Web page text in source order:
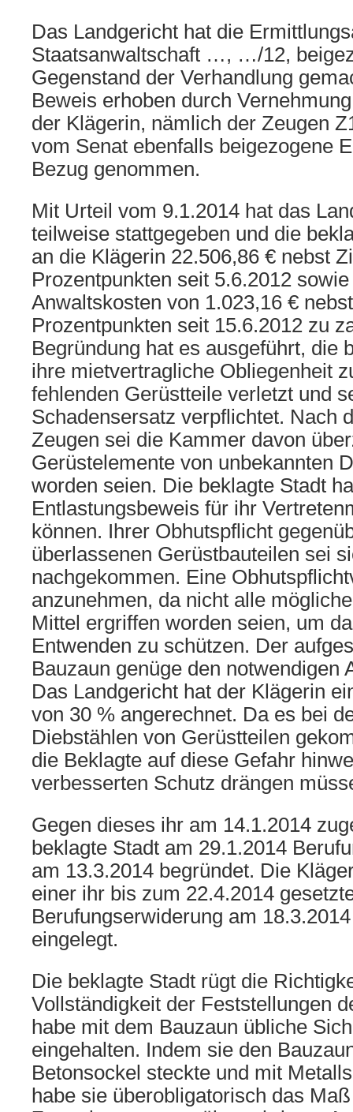
Das Landgericht hat die
Staatsanwaltschaft …, …/12,
Gegenstand der Verhandlung
Beweis erhoben durch
der Klägerin, nämlich der Zeugen
vom Senat ebenfalls beigezogene
Bezug genommen.
Mit Urteil vom 9.1.2014 hat das
teilweise stattgegeben und die
an die Klägerin 22.506,86 € nebst
Prozentpunkten seit 5.6.2012
Anwaltskosten von 1.023,16 €
Prozentpunkten seit 15.6.2012 zu
Begründung hat es ausgeführt, die
ihre mietvertragliche Obliegenheit
fehlenden Gerüstteile verletzt und
Schadensersatz verpflichtet. Nach
Zeugen sei die Kammer davon
Gerüstelemente von unbekannten
worden seien. Die beklagte Stadt
Entlastungsbeweis für ihr
können. Ihrer Obhutspflicht
überlassenen Gerüstbauteilen sei
nachgekommen. Eine
anzunehmen, da nicht alle
Mittel ergriffen worden seien, um
Entwenden zu schützen. Der
Bauzaun genüge den notwendigen
Das Landgericht hat der Klägerin
von 30 % angerechnet. Da es bei
Diebstählen von Gerüstteilen
die Beklagte auf diese Gefahr
verbesserten Schutz drängen
Gegen dieses ihr am 14.1.2014
beklagte Stadt am 29.1.2014
am 13.3.2014 begründet. Die
einer ihr bis zum 22.4.2014
Berufungserwiderung am
eingelegt.
Die beklagte Stadt rügt die
Vollständigkeit der Feststellungen
habe mit dem Bauzaun übliche
eingehalten. Indem sie den
Betonsockel steckte und mit
habe sie überobligatorisch das